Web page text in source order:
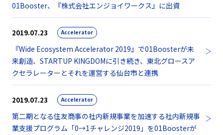
01Booster、『株式会社エンジョイワークス』に出資
2019.07.23 Accelerator
『Wide Ecosystem Accelerator 2019』で01Boosterが未
来創造、STARTUP KINGDOMに引き続き、東北グロースア
クセラレーターとそれを運営する仙台市と連携
2019.07.23 Accelerator
第二期となる住友商事の社内新規事業を加速する社内新規事
業支援プログラム「0→1チャレンジ2019」を01Boosterが